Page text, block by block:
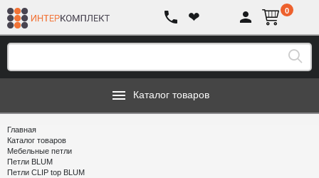
❤ 0
Каталог товаров
Главная
Каталог товаров
Мебельные петли
Петли BLUM
Петли CLIP top BLUM